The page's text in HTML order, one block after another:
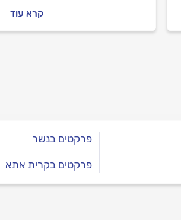
ונפיחות שמופיעה רק כשהמצב
כבר חמור. מדריך שמסביר איך
קרא עוד
פרקטים בנשר
פרקטים בקרית אתא